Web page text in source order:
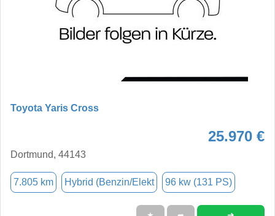
Toyota Yaris Cross
25.970 €
Dortmund, 44143
7.805 km Hybrid (Benzin/Elekt 96 kw (131 PS)